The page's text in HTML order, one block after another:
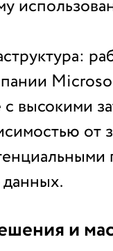
высокими
от
и